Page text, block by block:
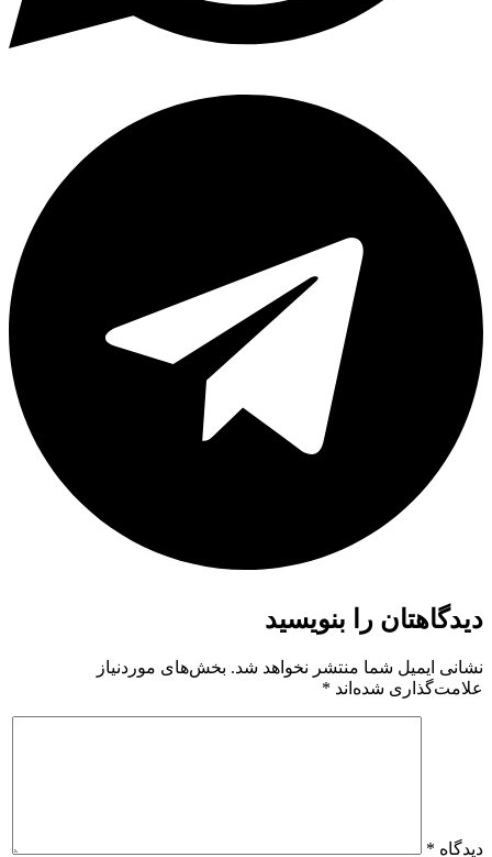
دیدگاهتان را بنویسید
نشانی ایمیل شما منتشر نخواهد شد. بخش‌های موردنیاز
علامت‌گذاری شده‌اند *
دیدگاه *